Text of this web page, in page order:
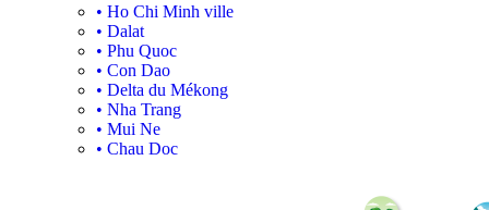
• Ho Chi Minh ville
• Dalat
• Phu Quoc
• Con Dao
• Delta du Mékong
• Nha Trang
• Mui Ne
• Chau Doc